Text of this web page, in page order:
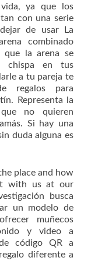
ya que los
con una serie
de usar La
combinado
que la arena se
chispa en tus
a tu pareja te
regalos para
Representa la
no quieren
Si hay una
duda alguna es
place and how
with us at our
busca
un modelo de
muñecos
y video a
código QR a
diferente a